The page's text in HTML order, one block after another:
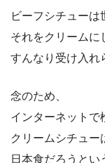
ビーフシチューは
それをクリームに
すんなり受け入れ
念のため、
インターネットで
クリームシチュー
日本食だろうとい